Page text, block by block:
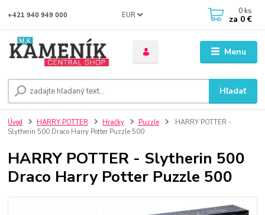
Menu
EUR
Hľadať
+421 940 949 000 0 ks
za 0 €
Úvod HARRY POTTER Hračky Puzzle
HARRY POTTER -
Slytherin 500 Draco Harry Potter Puzzle 500
HARRY POTTER - Slytherin 500
Draco Harry Potter Puzzle 500